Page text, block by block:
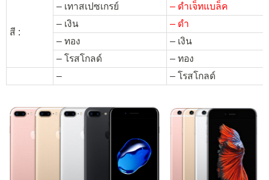
สี :
– เทาสเปซเกรย์
– ดำเจ็ทแบล็ค
– เงิน
– ดำ
– ทอง
– เงิน
– โรสโกลด์
– ทอง
–
– โรสโกลด์